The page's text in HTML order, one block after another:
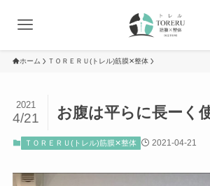
ホーム ＴＯＲＥＲＵ(トレル)筋膜✕整体
お腹は平らに長ーく
2021
4/21
ＴＯＲＥＲＵ(トレル)筋膜✕整体 2021-04-21